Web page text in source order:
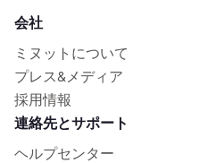
会社
ミヌットについて
プレス&メディア
採用情報
連絡先とサポート
ヘルプセンター